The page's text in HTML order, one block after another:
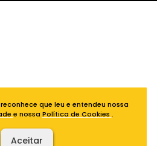
que leu e entendeu nossa
e nossa Política de Cookies .
Aceitar